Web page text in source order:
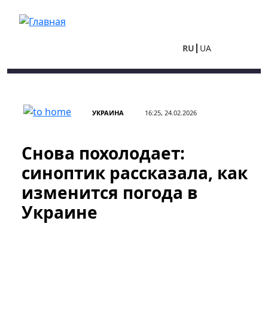
RU UA
УКРАИНА 16:25, 24.02.2026
Снова похолодает:
синоптик рассказала, как
изменится погода в
Украине